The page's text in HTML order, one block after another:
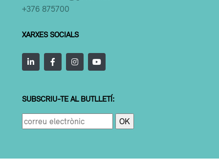
+376 875700
XARXES SOCIALS
SUBSCRIU-TE AL BUTLLETÍ: